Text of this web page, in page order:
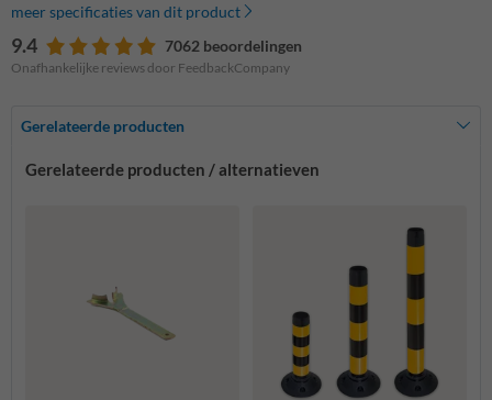
meer specificaties van dit product
9.4 7062 beoordelingen
Onafhankelijke reviews door FeedbackCompany
Gerelateerde producten
Gerelateerde producten / alternatieven